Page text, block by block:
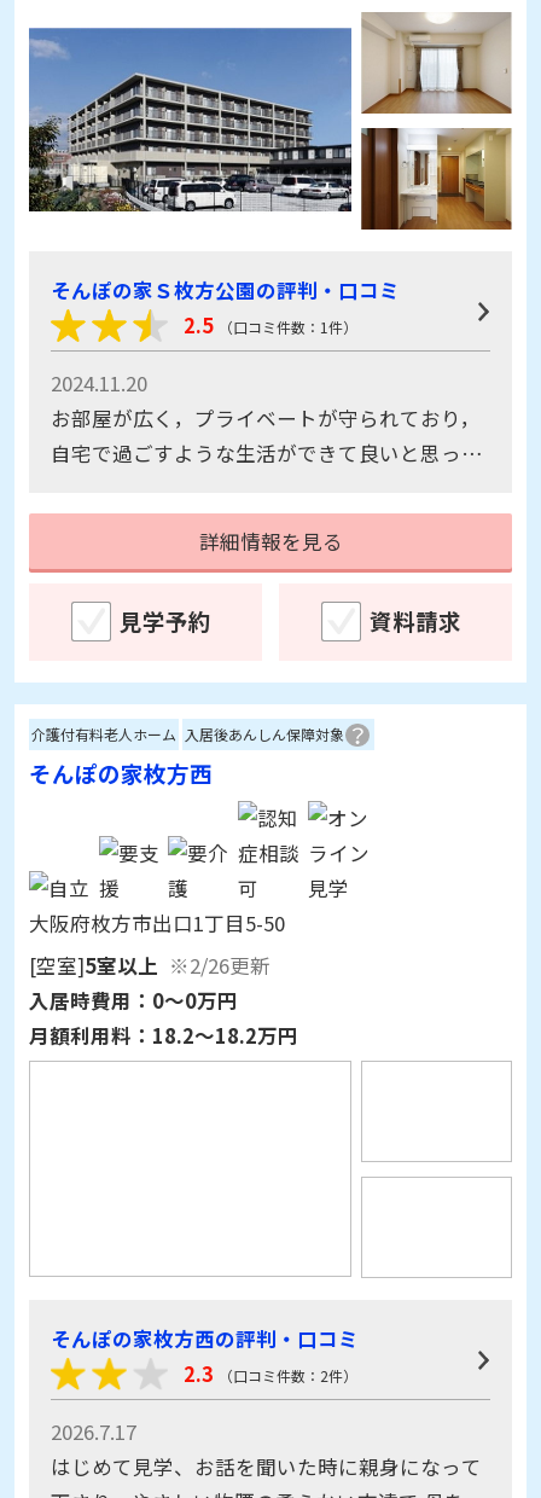
2.5 （口コミ件数：1件）
2024.11.20
お部屋が広く，プライベートが守られており，
自宅で過ごすような生活ができて良いと思っ
た。スタッフの方は丁寧に説明してくださり，
詳細情報を見る
介護付有料老人ホーム 入居後あんしん保障対象
そんぽの家枚方西
大阪府枚方市出口1丁目5-50
[空室]5室以上 ※2/26更新
入居時費用：0～0万円
月額利用料： 18.2～18.2万円
2.3 （口コミ件数：2件）
2026.7.17
はじめて見学、お話を聞いた時に親身になって
下さり、やさしい物腰の柔らかい方達で 母をお